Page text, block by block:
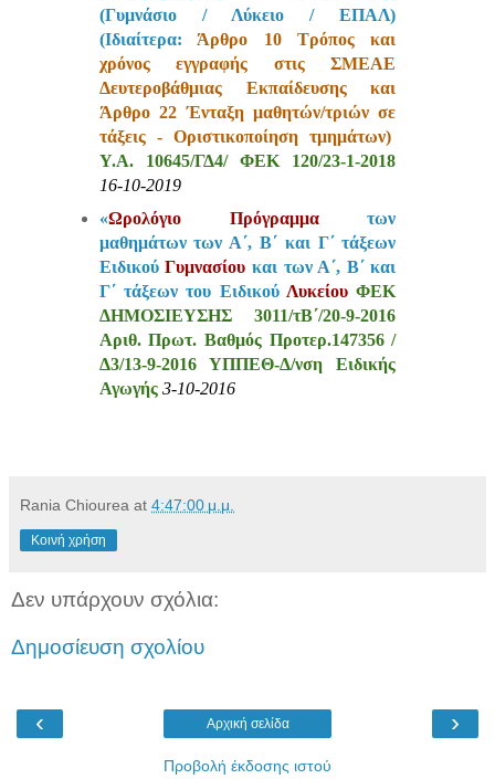
(Γυμνάσιο / Λύκειο / ΕΠΑΛ)
(Ιδιαίτερα:Άρθρο 10 Τρόπος και
χρόνος εγγραφής στις ΣΜΕΑΕ
Δευτεροβάθμιας Εκπαίδευσης και
Άρθρο 22 Ένταξη μαθητών/τριών σε
τάξεις - Οριστικοποίηση τμημάτων)
Y.A. 10645/ΓΔ4/ ΦΕΚ 120/23-1-2018
16-10-2019
«Ωρολόγιο Πρόγραμματων
μαθημάτων των Α΄, Β΄ και Γ΄ τάξεων
ΕιδικούΓυμνασίου και των Α΄, Β΄ και
Γ΄ τάξεων του Ειδικού Λυκείου ΦΕΚ
ΔΗΜΟΣΙΕΥΣΗΣ
3011/τΒ΄/20-9-2016
Αριθ. Πρωτ. Βαθμός Προτερ.147356 /
Δ3/13-9-2016 ΥΠΠΕΘ-Δ/νση Ειδικής
Αγωγής 3-10-2016
Rania Chiourea at 4:47:00 μ.μ.
Κοινή χρήση
Δεν υπάρχουν σχόλια:
Δημοσίευση σχολίου
‹ ›
Αρχική σελίδα
Προβολή έκδοσης ιστού